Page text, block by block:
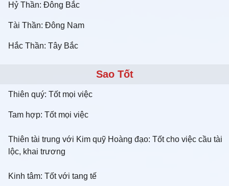
Hỷ Thần: Đông Bắc
Tài Thần: Đông Nam
Hắc Thần: Tây Bắc
Sao Tốt
Thiên quý: Tốt mọi việc
Tam hợp: Tốt mọi việc
Thiên tài trung với Kim quỹ Hoàng đạo: Tốt cho việc cầu tài
lộc, khai trương
Kinh tâm: Tốt với tang tế